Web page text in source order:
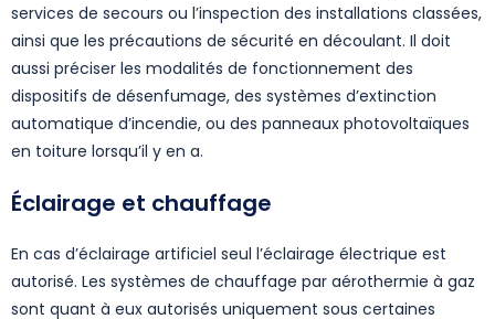
services de secours ou l’inspection des installations classées,
ainsi que les précautions de sécurité en découlant. Il doit
aussi préciser les modalités de fonctionnement des
dispositifs de désenfumage, des systèmes d’extinction
automatique d’incendie, ou des panneaux photovoltaïques
en toiture lorsqu’il y en a.
Éclairage et chauffage
En cas d’éclairage artificiel seul l’éclairage électrique est
autorisé. Les systèmes de chauffage par aérothermie à gaz
sont quant à eux autorisés uniquement sous certaines